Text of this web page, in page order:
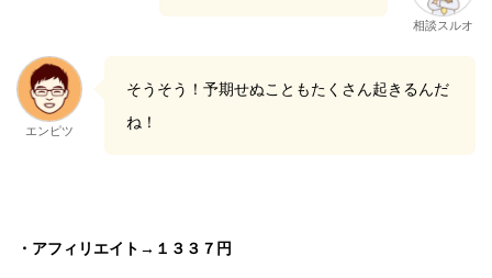
相談スルオ
エンピツ
そうそう！予期せぬこともたくさん起きるんだ
ね！
・アフィリエイト→１３３７円